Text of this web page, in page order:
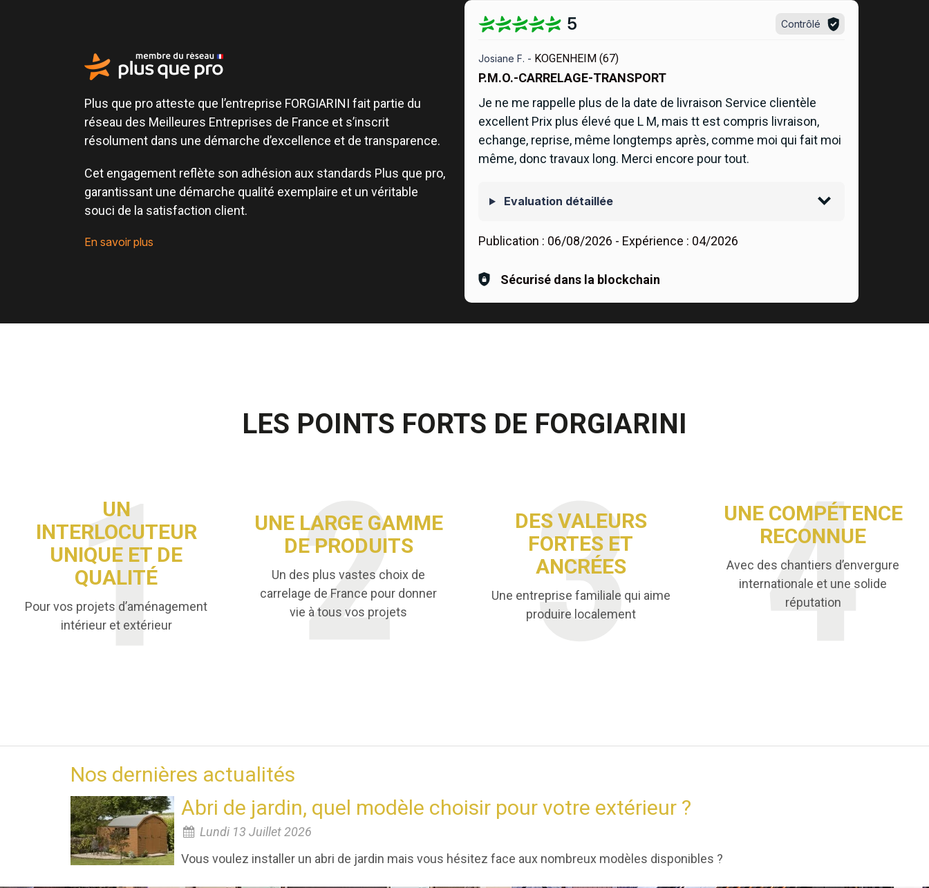
Plus que pro atteste que l’entreprise FORGIARINI fait partie du
réseau des Meilleures Entreprises de France et s’inscrit
résolument dans une démarche d’excellence et de transparence.
Cet engagement reflète son adhésion aux standards Plus que pro,
garantissant une démarche qualité exemplaire et un véritable
souci de la satisfaction client.
En savoir plus
5 Contrôlé
Josiane F. - KOGENHEIM (67)
P.M.O.-CARRELAGE-TRANSPORT
Je ne me rappelle plus de la date de livraison Service clientèle
excellent Prix plus élevé que L M, mais tt est compris livraison,
echange, reprise, même longtemps après, comme moi qui fait moi
même, donc travaux long. Merci encore pour tout.
Evaluation détaillée
Publication : 06/08/2026 - Expérience : 04/2026
Sécurisé dans la blockchain
LES POINTS FORTS DE FORGIARINI
UN
INTERLOCUTEUR
UNIQUE ET DE
QUALITÉ
Pour vos projets d’aménagement
intérieur et extérieur
UNE LARGE GAMME
DE PRODUITS
Un des plus vastes choix de
carrelage de France pour donner
vie à tous vos projets
DES VALEURS
FORTES ET
ANCRÉES
Une entreprise familiale qui aime
produire localement
UNE COMPÉTENCE
RECONNUE
Avec des chantiers d’envergure
internationale et une solide
réputation
Nos dernières actualités
Abri de jardin, quel modèle choisir pour votre extérieur ?
Lundi 13 Juillet 2026
Vous voulez installer un abri de jardin mais vous hésitez face aux nombreux modèles disponibles ?